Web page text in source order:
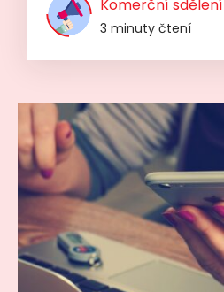
Komerční sdělení
3 minuty čtení